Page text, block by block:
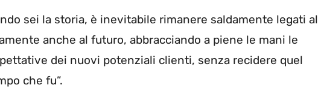
sei la storia, è inevitabile rimanere saldamente legati al
anche al futuro, abbracciando a piene le mani le
dei nuovi potenziali clienti, senza recidere quel
che fu”.